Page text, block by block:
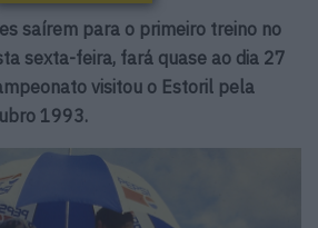
saírem para o primeiro treino no
sexta-feira, fará quase ao dia 27
visitou o Estoril pela
1993.